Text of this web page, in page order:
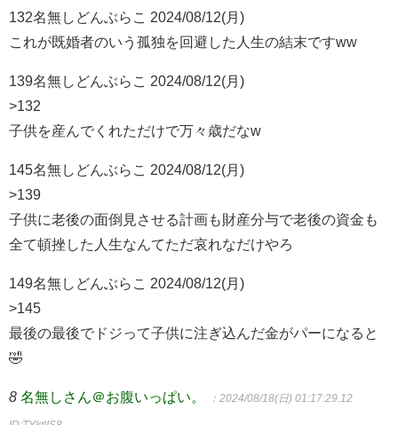
132名無しどんぶらこ 2024/08/12(月)
これが既婚者のいう孤独を回避した人生の結末ですww
139名無しどんぶらこ 2024/08/12(月)
>132
子供を産んでくれただけで万々歳だなw
145名無しどんぶらこ 2024/08/12(月)
>139
子供に老後の面倒見させる計画も財産分与で老後の資金も
全て頓挫した人生なんてただ哀れなだけやろ
149名無しどんぶらこ 2024/08/12(月)
>145
最後の最後でドジって子供に注ぎ込んだ金がパーになると
🤣
8 名無しさん＠お腹いっぱい。 ：2024/08/18(日) 01:17:29.12